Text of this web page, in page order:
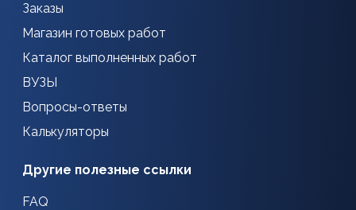
Заказы
Магазин готовых работ
Каталог выполненных работ
ВУЗЫ
Вопросы-ответы
Калькуляторы
Другие полезные ссылки
FAQ